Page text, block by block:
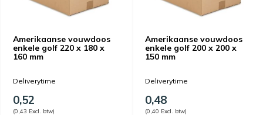
Amerikaanse vouwdoos
enkele golf 220 x 180 x
160 mm
Deliverytime
0,52
(0,43 Excl. btw)
Amerikaanse vouwdoos
enkele golf 200 x 200 x
150 mm
Deliverytime
0,48
(0,40 Excl. btw)